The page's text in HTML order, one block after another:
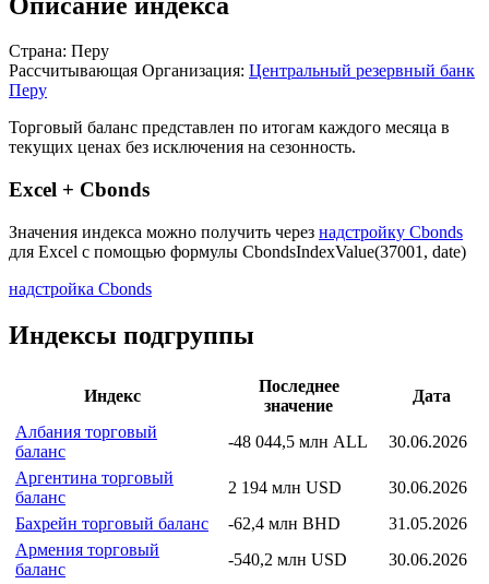
Страна: Перу
Рассчитывающая Организация: Центральный резервный банк
Перу
Торговый баланс представлен по итогам каждого месяца в
текущих ценах без исключения на сезонность.
Excel + Cbonds
Значения индекса можно получить через надстройку Cbonds
для Excel с помощью формулы CbondsIndexValue(37001, date)
надстройка Cbonds
Индексы подгруппы
Индекс
Последнее
значение
Дата
Албания торговый
баланс
-48 044,5 млн ALL
30.06.2026
Аргентина торговый
баланс
2 194 млн USD
30.06.2026
Бахрейн торговый баланс
-62,4 млн BHD
31.05.2026
Армения торговый
баланс
-540,2 млн USD
30.06.2026